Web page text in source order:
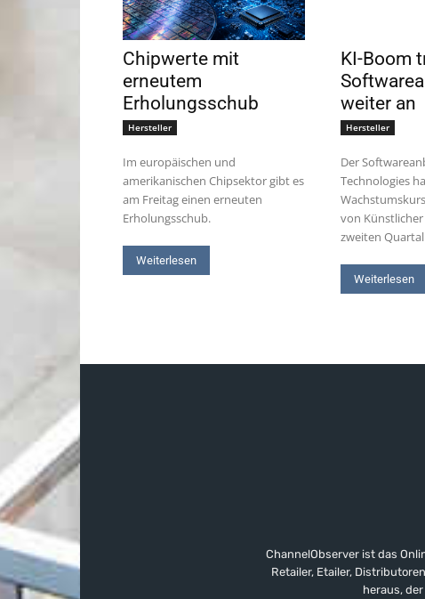
Chipwerte mit
erneutem
Erholungsschub
Hersteller
Im europäischen und
amerikanischen Chipsektor gibt es
am Freitag einen erneuten
Erholungsschub.
Weiterlesen
KI-Boom
weiter an
Hersteller
Der
Technologies
von
zweiten
Weiterlesen
ChannelObserver ist das
Retailer, Etailer,
heraus,